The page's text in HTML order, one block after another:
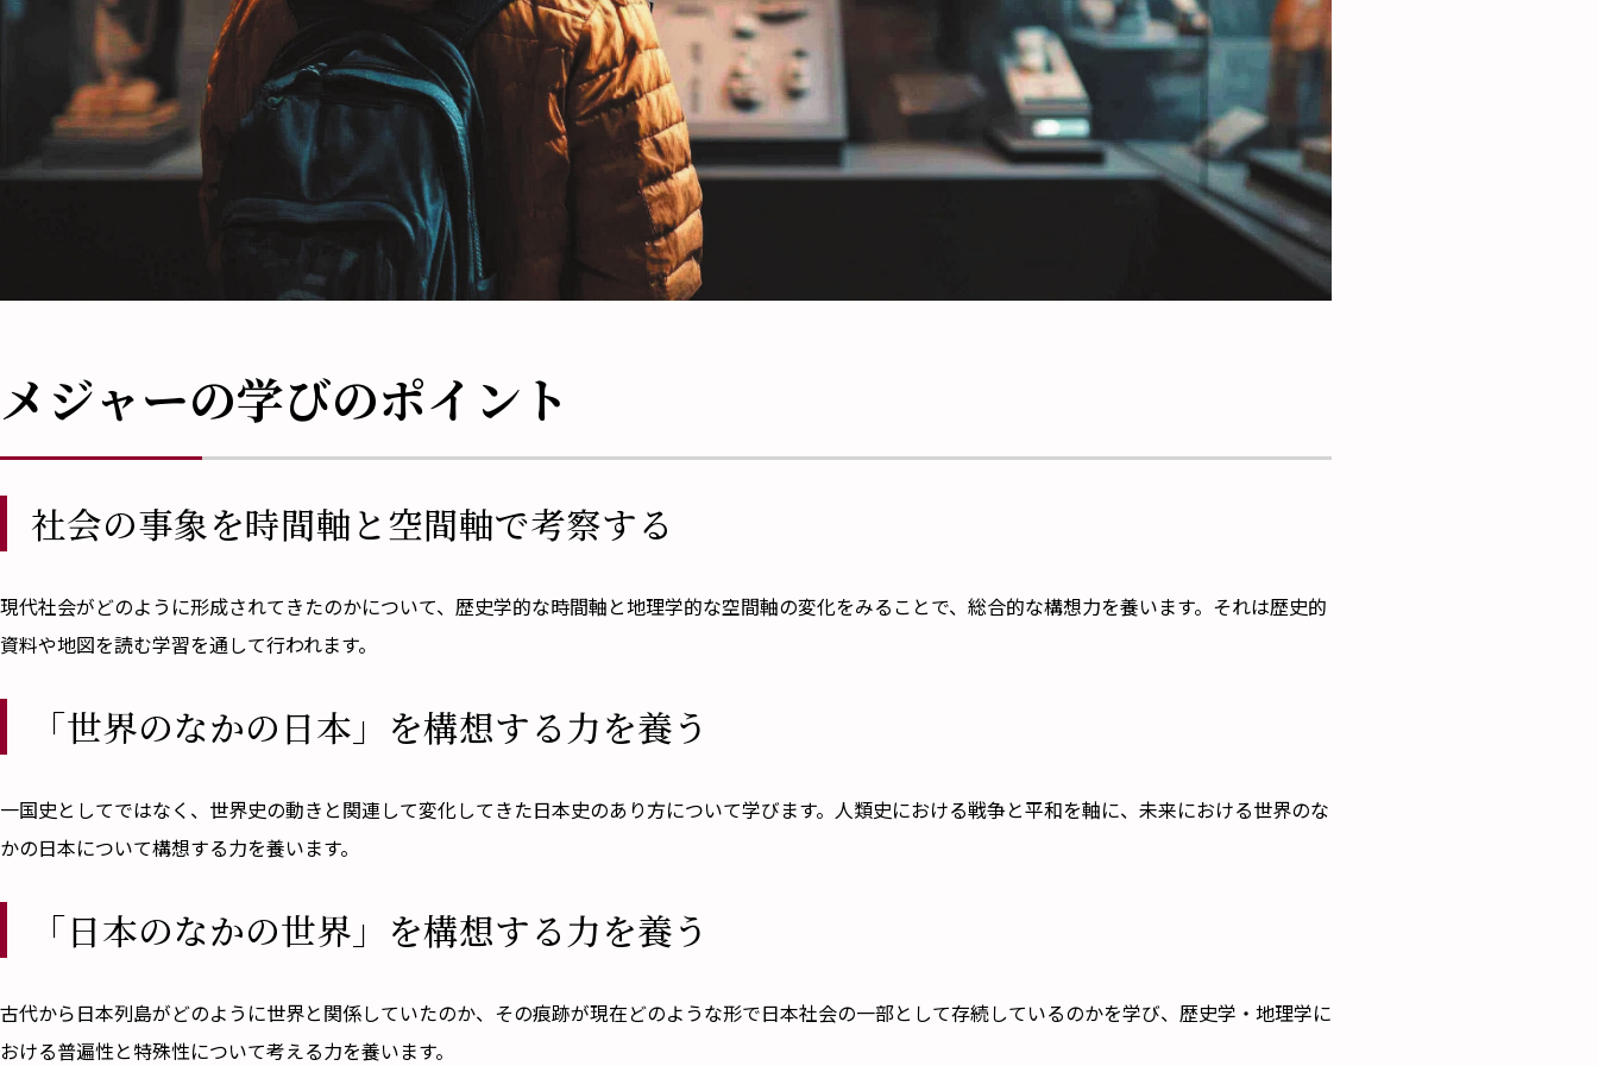
メジャーの学びのポイント
社会の事象を時間軸と空間軸で考察する
現代社会がどのように形成されてきたのかについて、歴史学的な時間軸と地理学的な空間軸の変化をみることで、総合的な構想力を養います。それは歴史的
資料や地図を読む学習を通して行われます。
「世界のなかの日本」を構想する力を養う
一国史としてではなく、世界史の動きと関連して変化してきた日本史のあり方について学びます。人類史における戦争と平和を軸に、未来における世界のな
かの日本について構想する力を養います。
「日本のなかの世界」を構想する力を養う
古代から日本列島がどのように世界と関係していたのか、その痕跡が現在どのような形で日本社会の一部として存続しているのかを学び、歴史学・地理学に
おける普遍性と特殊性について考える力を養います。